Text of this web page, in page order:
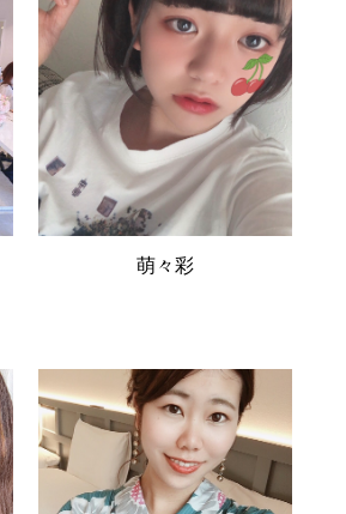
萌々彩